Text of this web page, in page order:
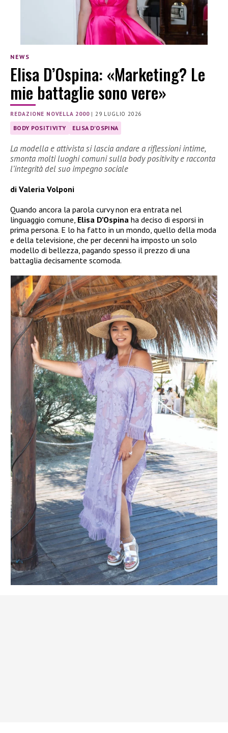
NEWS
Elisa D’Ospina: «Marketing? Le
mie battaglie sono vere»
REDAZIONE NOVELLA 2000|29 LUGLIO 2026
BODY POSITIVITY ELISA D'OSPINA
La modella e attivista si lascia andare a riflessioni intime,
smonta molti luoghi comuni sulla body positivity e racconta
l’integrità del suo impegno sociale
di Valeria Volponi
Quando ancora la parola curvy non era entrata nel
linguaggio comune, Elisa D’Ospina ha deciso di esporsi in
prima persona. E lo ha fatto in un mondo, quello della moda
e della televisione, che per decenni ha imposto un solo
modello di bellezza, pagando spesso il prezzo di una
battaglia decisamente scomoda.